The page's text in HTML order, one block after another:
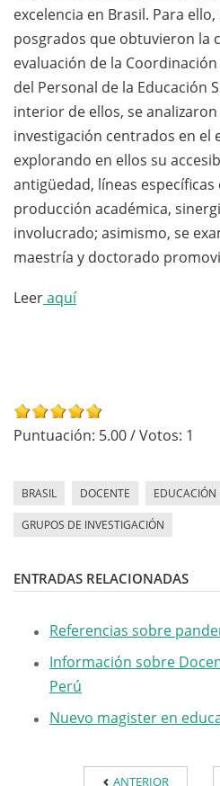
excelencia en Brasil. Para
posgrados que obtuvieron la
evaluación de la
del Personal de la Educación
interior de ellos, se
investigación centrados en el
explorando en ellos su
antigüedad, líneas
producción académica,
involucrado; asimismo, se
maestría y doctorado
Leeraquí
Puntuación: 5.00/ Votos: 1
BRASIL DOCENTE EDUCACIÓN
GRUPOS DE INVESTIGACIÓN
ENTRADAS RELACIONADAS
Referencias sobre
Información sobre
Perú
Nuevo magister en
ANTERIOR